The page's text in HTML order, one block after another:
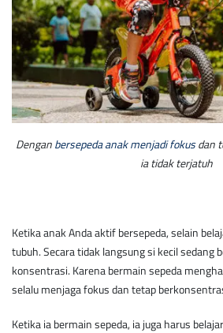
Denganbersepeda anak menjadi fokusdan
ia tidak terjatuh
Ketika anak Anda aktif bersepeda, selain
tubuh. Secara tidak langsung si kecil sedang
konsentrasi. Karena bermain sepeda
selalu menjaga fokus dan tetap
Ketika ia bermain sepeda, ia juga harus